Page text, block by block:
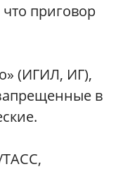
приговор
(ИГИЛ, ИГ),
в